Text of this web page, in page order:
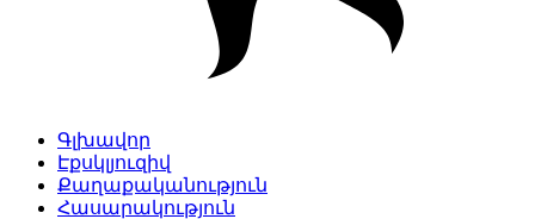
Գլխավոր
Էքսկլյուզիվ
Քաղաքականություն
Հասարակություն